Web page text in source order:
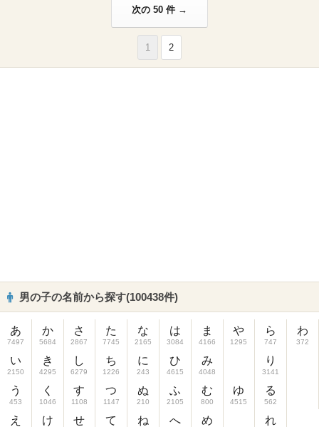
次の 50 件 →
1 2
男の子の名前から探す(100438件)
あ
7497
い
2150
う
453
え
か
5684
き
4295
く
1046
け
さ
2867
し
6279
す
1108
せ
た
7745
ち
1226
つ
1147
て
な
2165
に
243
ぬ
210
ね
は
3084
ひ
4615
ふ
2105
へ
ま
4166
み
4048
む
800
め
や
1295
ゆ
4515
ら
747
り
3141
る
562
れ
わ
372